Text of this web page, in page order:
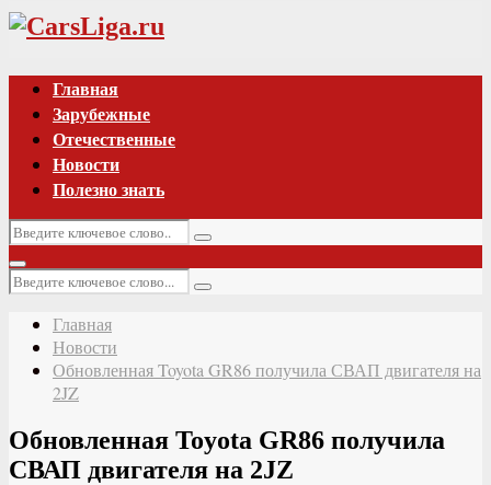
Vk
Главная
Зарубежные
Отечественные
Новости
Полезно знать
Искать:
Поиск
Основное
меню
Искать:
Поиск
Главная
Новости
Обновленная Toyota GR86 получила СВАП двигателя на
2JZ
Обновленная Toyota GR86 получила
СВАП двигателя на 2JZ